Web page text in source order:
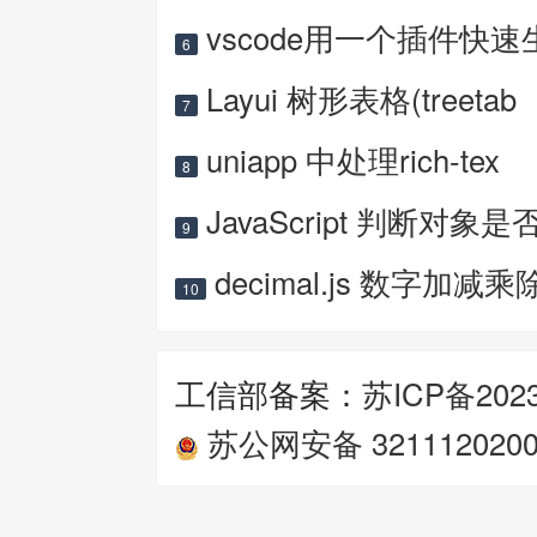
6 vscode用一个插件快速
7 Layui 树形表格(treetab
8 uniapp 中处理rich-tex
9 JavaScript 判断对象是
10 decimal.js 数字加减乘
工信部备案： 苏ICP备
苏公网安备